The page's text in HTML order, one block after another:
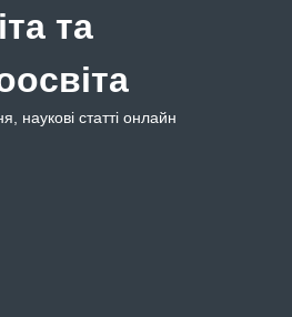
та
наукові статті онлайн